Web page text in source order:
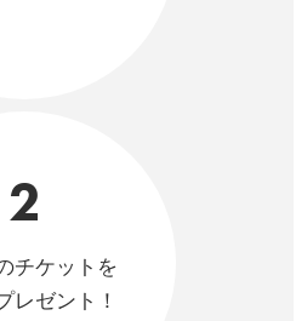
2
チケットを
レゼント！